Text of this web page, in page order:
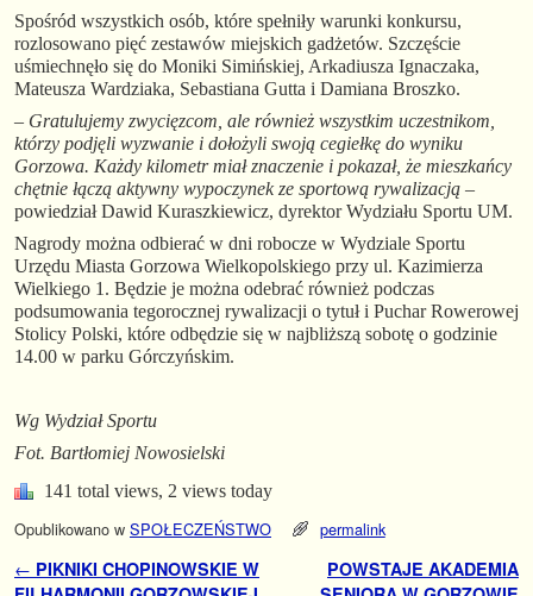
Spośród wszystkich osób, które spełniły warunki konkursu,
rozlosowano pięć zestawów miejskich gadżetów. Szczęście
uśmiechnęło się do Moniki Simińskiej, Arkadiusza Ignaczaka,
Mateusza Wardziaka, Sebastiana Gutta i Damiana Broszko.
– Gratulujemy zwycięzcom, ale również wszystkim uczestnikom,
którzy podjęli wyzwanie i dołożyli swoją cegiełkę do wyniku
Gorzowa. Każdy kilometr miał znaczenie i pokazał, że mieszkańcy
chętnie łączą aktywny wypoczynek ze sportową rywalizacją –
powiedział Dawid Kuraszkiewicz, dyrektor Wydziału Sportu UM.
Nagrody można odbierać w dni robocze w Wydziale Sportu
Urzędu Miasta Gorzowa Wielkopolskiego przy ul. Kazimierza
Wielkiego 1. Będzie je można odebrać również podczas
podsumowania tegorocznej rywalizacji o tytuł i Puchar Rowerowej
Stolicy Polski, które odbędzie się w najbliższą sobotę o godzinie
14.00 w parku Górczyńskim.
Wg Wydział Sportu
Fot. Bartłomiej Nowosielski
141 total views, 2 views today
Opublikowano w SPOŁECZEŃSTWO permalink
Nawigacja
← PIKNIKI CHOPINOWSKIE W
POWSTAJE AKADEMIA